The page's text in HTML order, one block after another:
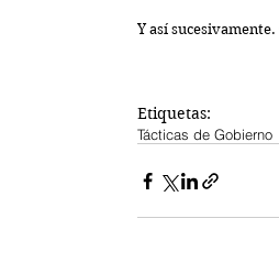
Y así
Etiquetas:
Tácticas de Gobierno